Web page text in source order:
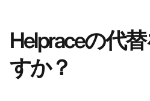
Helpraceの代
すか？